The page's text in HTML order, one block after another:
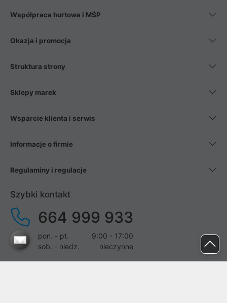
Współpraca hurtowa i MŚP
Okazja i promocja
Struktura strony
Sklepy marek
Wsparcie klienta i serwis
Informacje o firmie
Regulaminy i regulacje
Szybki kontakt
664 999 933
pon. - pt.
9:00 - 17:00
sob. - niedz.
nieczynne